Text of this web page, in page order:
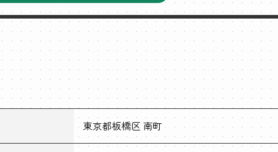
東京都板橋区 南町